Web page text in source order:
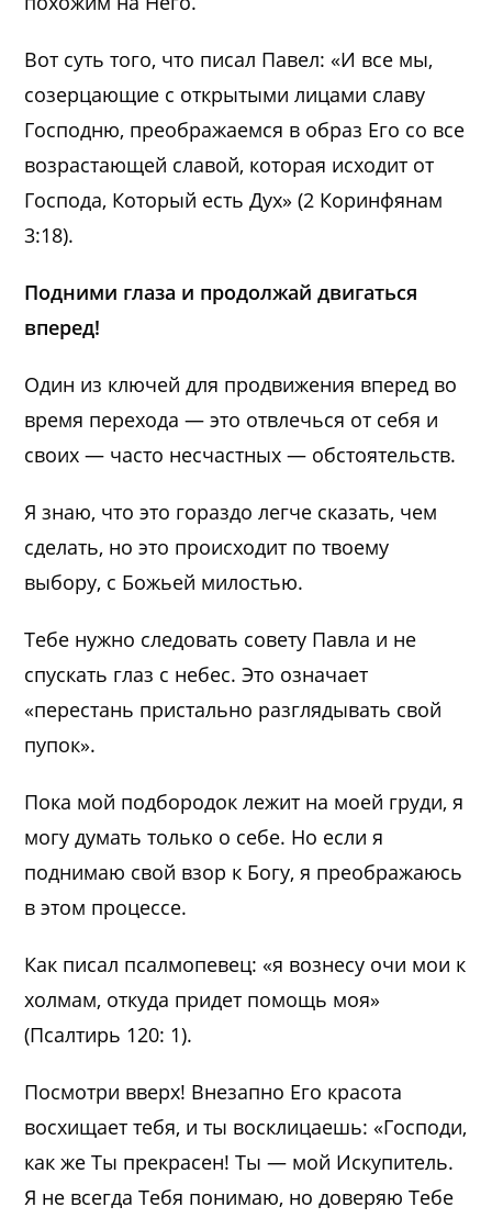
Вот суть того, что писал Павел: «И все мы,
созерцающие с открытыми лицами славу
Господню, преображаемся в образ Его со все
возрастающей славой, которая исходит от
Господа, Который есть Дух» (2 Коринфянам
3:18).
Подними глаза и продолжай двигаться
вперед!
Один из ключей для продвижения вперед во
время перехода — это отвлечься от себя и
своих — часто несчастных — обстоятельств.
Я знаю, что это гораздо легче сказать, чем
сделать, но это происходит по твоему
выбору, с Божьей милостью.
Тебе нужно следовать совету Павла и не
спускать глаз с небес. Это означает
«перестань пристально разглядывать свой
пупок».
Пока мой подбородок лежит на моей груди, я
могу думать только о себе. Но если я
поднимаю свой взор к Богу, я преображаюсь
в этом процессе.
Как писал псалмопевец: «я вознесу очи мои к
холмам, откуда придет помощь моя»
(Псалтирь 120: 1).
Посмотри вверх! Внезапно Его красота
восхищает тебя, и ты восклицаешь: «Господи,
как же Ты прекрасен! Ты — мой Искупитель.
Я не всегда Тебя понимаю, но доверяю Тебе